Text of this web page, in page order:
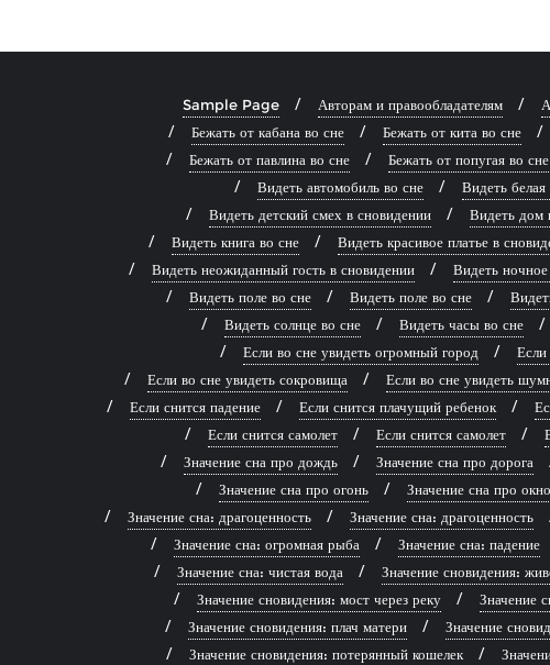
Sample Page Авторам и правообладателям
Бежать от кабана во сне
Бежать от кита во сне
Бежать от павлина во сне
Бежать от попугая во сне
Видеть автомобиль во сне
Видеть
Видеть детский смех в сновидении
Видеть дом
Видеть книга во сне
Видеть красивое платье в
Видеть неожиданный гость в сновидении
Видеть
Видеть поле во сне
Видеть поле во сне
Видеть солнце во сне
Видеть часы во сне
Если во сне увидеть огромный город
Если
Если во сне увидеть сокровища
Если во сне увидеть
Если снится падение
Если снится плачущий ребенок
Если снится самолет
Если снится самолет
Значение сна про дождь
Значение сна про дорога
Значение сна про огонь
Значение сна про окно
Значение сна: драгоценность
Значение сна: драгоценность
Значение сна: огромная рыба
Значение сна: падение
Значение сна: чистая вода
Значение сновидения:
Значение сновидения: мост через реку
Значение
Значение сновидения: плач матери
Значение
Значение сновидения: потерянный кошелек